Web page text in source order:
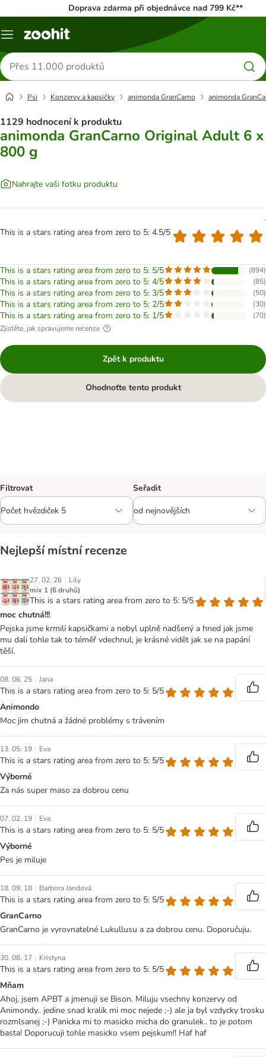
Doprava zdarma při objednávce nad 799 Kč**
Menu
Hledat
produkty
Psi Konzervy a kapsičky animonda GranCarno animonda
1129 hodnocení k produktu
animonda GranCarno Original Adult 6 x
800 g
Nahrajte vaši fotku produktu
This is a stars rating area from zero to 5: 4.5/5
This is a stars rating area from zero to 5: 5/5 (894)
This is a stars rating area from zero to 5: 4/5 (85)
This is a stars rating area from zero to 5: 3/5 (50)
This is a stars rating area from zero to 5: 2/5 (30)
This is a stars rating area from zero to 5: 1/5 (70)
Zjistěte, jak spravujeme recenze
Zpět k produktu
Ohodnoťte tento produkt
Filtrovat Seřadit
Nejlepší místní recenze
27. 02. 26 | Lily
mix 1 (6 druhů)
This is a stars rating area from zero to 5: 5/5
moc chutná!!!
Pejska jsme krmili kapsičkami a nebyl uplně nadšený a hned jak jsme
mu dali tohle tak to téměř vdechnul, je krásné vidět jak se na papání
těší.
08. 06. 25 | Jana
This is a stars rating area from zero to 5: 5/5
Animondo
Moc jim chutná a žádné problémy s trávením
13. 05. 19 | Eva
This is a stars rating area from zero to 5: 5/5
Výborné
Za nás super maso za dobrou cenu
07. 02. 19 | Eva
This is a stars rating area from zero to 5: 5/5
Výborné
Pes je miluje
18. 09. 18 | Barbora Jandová
This is a stars rating area from zero to 5: 5/5
GranCarno
GranCarno je vyrovnatelné Lukullusu a za dobrou cenu. Doporučuju.
30. 08. 17 | Kristyna
This is a stars rating area from zero to 5: 5/5
Mňam
Ahoj, jsem APBT a jmenuji se Bison. Miluju vsechny konzervy od
Animondy.. jedine snad kralik mi moc nejede ;-) ale ja byl vzdycky trosku
rozmlsanej ;-) Panicka mi to masicko micha do granulek.. to je potom
basta! Doporucuji tohle masicko vsem pejskum!! Haf haf